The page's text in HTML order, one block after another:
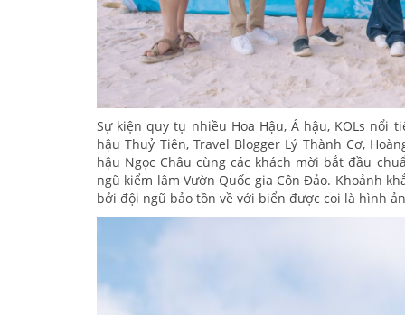
Sự kiện quy tụ nhiều Hoa Hậu, Á hậu, KOLs nổi
hậu Thuỷ Tiên, Travel Blogger Lý Thành Cơ,
hậu Ngọc Châu cùng các khách mời bắt đầu
ngũ kiểm lâm Vườn Quốc gia Côn Đảo. Khoảnh
bởi đội ngũ bảo tồn về với biển được coi là hình